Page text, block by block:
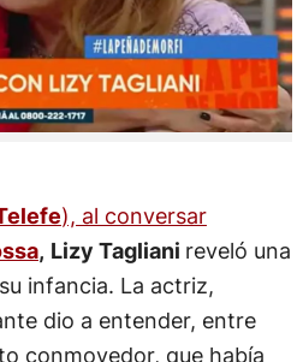
), al conversar
, Lizy Tagliani reveló una
infancia. La actriz,
dio a entender, entre
conmovedor, que había